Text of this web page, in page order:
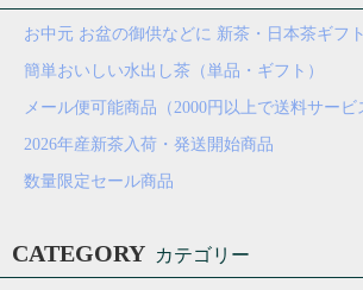
お中元 お盆の御供などに 新茶・日本茶ギフト
簡単おいしい水出し茶（単品・ギフト）
メール便可能商品（2000円以上で送料サービ
2026年産新茶入荷・発送開始商品
数量限定セール商品
CATEGORY カテゴリー